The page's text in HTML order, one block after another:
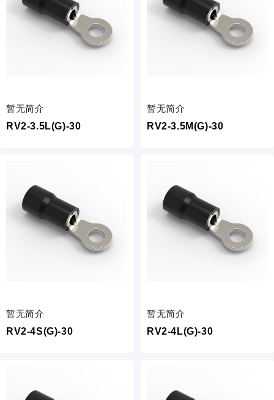
暂无简介
RV2-3.5L(G)-30
暂无简介
RV2-3.5M(G)-30
暂无简介
RV2-4S(G)-30
暂无简介
RV2-4L(G)-30